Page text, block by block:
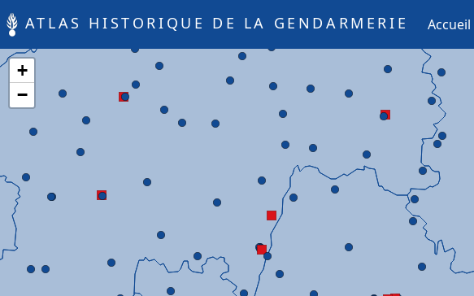
ATLAS HISTORIQUE DE LA GENDARMERIE Accueil
+
−